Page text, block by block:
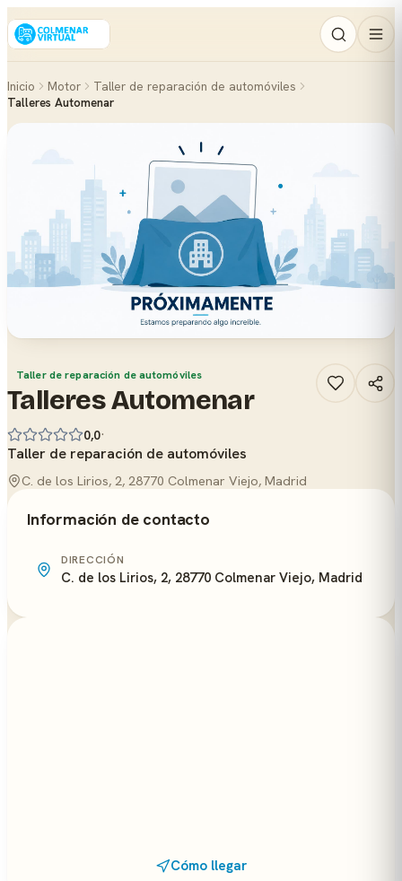
Inicio Motor
Taller de reparación de automóviles
Talleres Automenar
Taller de reparación de automóviles
Talleres Automenar
0,0·
Taller de reparación de automóviles
C. de los Lirios, 2, 28770 Colmenar Viejo, Madrid
Información de contacto
DIRECCIÓN
C. de los Lirios, 2, 28770 Colmenar Viejo, Madrid
Cómo llegar